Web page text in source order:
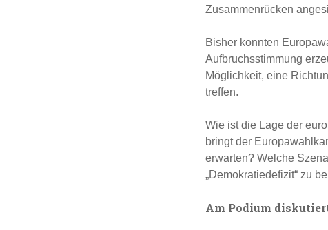
Zusammenrücken
Bisher konnten
Aufbruchsstimmung
Möglichkeit, eine
treffen.
Wie ist die Lage der
bringt der
erwarten? Welche
„Demokratiedefizit“ zu
Am Podium